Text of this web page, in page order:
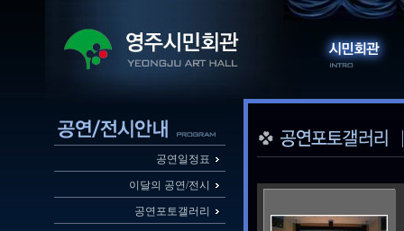
공연일정표
이달의 공연/전시
공연포토갤러리